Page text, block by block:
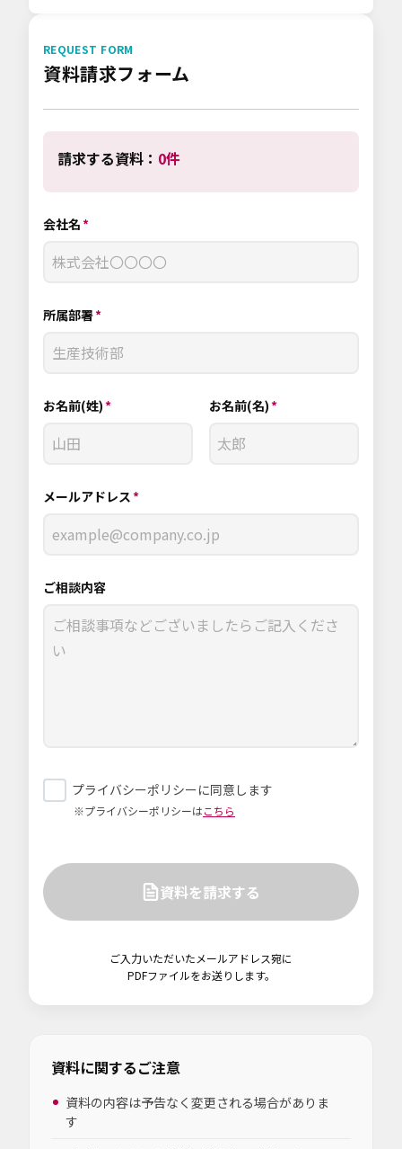
REQUEST FORM
資料請求フォーム
請求する資料： 0件
会社名
所属部署
お名前(姓) お名前(名)
メールアドレス
ご相談内容
プライバシーポリシーに同意します
※プライバシーポリシーはこちら
資料を請求する
ご入力いただいたメールアドレス宛に
PDFファイルをお送りします。
資料に関するご注意
資料の内容は予告なく変更される場合がありま
す